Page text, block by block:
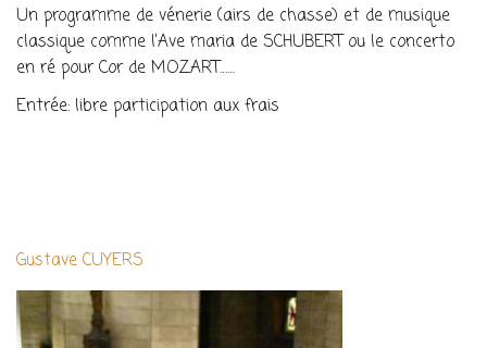
Un programme de vénerie (airs de chasse) et de musique
classique comme l’Ave maria de SCHUBERT ou le concerto
en ré pour Cor de MOZART……
Entrée: libre participation aux frais
Gustave CUYERS